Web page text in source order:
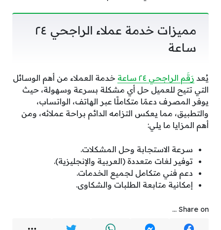
مميزات خدمة عملاء الراجحي ٢٤
ساعة
يُعد رَقَم الراجحي ٢٤ ساعة
خدمة العملاء من أهم الوسائل
التي تتيح للعميل حل أي مشكلة بسرعة وسهولة، حيث
يوفر المصرف دعمًا متكاملًا عبر الهاتف، الواتساب،
والتطبيق، مما يعكس التزامه الدائم براحة عملائه، ومن
أهم المزايا ما يلي:
سرعة الاستجابة وحل المشكلات.
توفير لغات متعددة (العربية والإنجليزية).
دعم فني متكامل لجميع الخدمات.
إمكانية متابعة الطلبات والشكاوى.
Share on ...